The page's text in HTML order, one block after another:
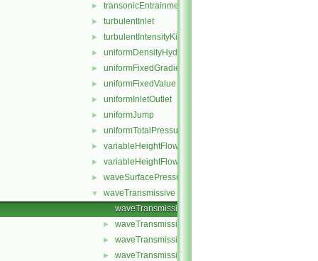
► transonicEntrainmentPressure
► turbulentInlet
► turbulentIntensityKineticEnergyInlet
► uniformDensityHydrostaticPressure
► uniformFixedGradient
► uniformFixedValue
► uniformInletOutlet
► uniformJump
► uniformTotalPressure
► variableHeightFlowRate
► variableHeightFlowRateInletVelocity
► waveSurfacePressure
▼
waveTransmissive
waveTransmissiveFvPatchField.C
► waveTransmissiveFvPatchField.H
► waveTransmissiveFvPatchFields.C
► waveTransmissiveFvPatchFields.H